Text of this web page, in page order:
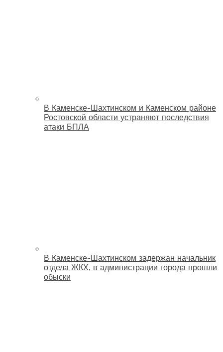
В Каменске-Шахтинском и Каменском районе
Ростовской области устраняют последствия
атаки БПЛА
В Каменске-Шахтинском задержан начальник
отдела ЖКХ, в администрации города прошли
обыски